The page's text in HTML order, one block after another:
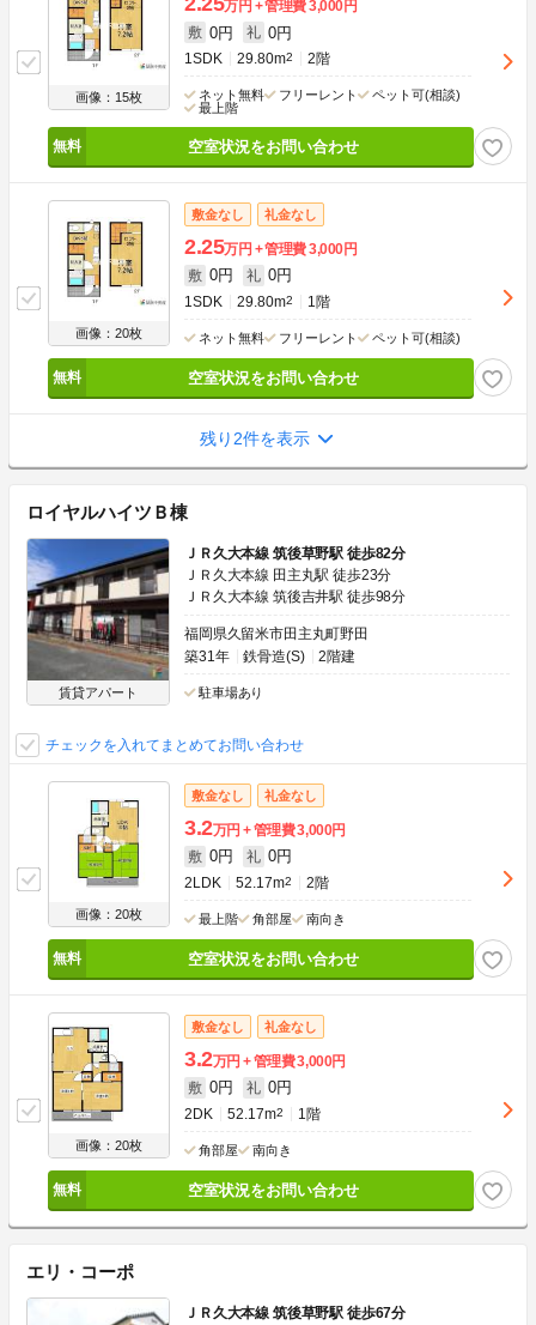
画像：15枚
万円 管理費3,000円
敷 0円 礼 0円
1SDK 29.80m2 2階
ネット無料 フリーレント
ペット可(相談)
最上階
空室状況をお問い合わせ
画像：20枚
敷金なし 礼金なし
2.25万円 管理費3,000円
敷 0円 礼 0円
1SDK 29.80m2 1階
ネット無料 フリーレント ペット可(相談)
空室状況をお問い合わせ
残り2件を表示
ロイヤルハイツＢ棟
賃貸アパート
ＪＲ久大本線 筑後草野駅 徒歩82分
ＪＲ久大本線 田主丸駅 徒歩23分
ＪＲ久大本線 筑後吉井駅 徒歩98分
福岡県久留米市田主丸町野田
築31年
鉄骨造(S) 2階建
駐車場あり
チェックを入れてまとめてお問い合わせ
画像：20枚
敷金なし 礼金なし
3.2万円 管理費3,000円
敷 0円 礼 0円
2LDK 52.17m2 2階
最上階 角部屋 南向き
空室状況をお問い合わせ
画像：20枚
敷金なし 礼金なし
3.2万円 管理費3,000円
敷 0円 礼 0円
2DK 52.17m2 1階
角部屋 南向き
空室状況をお問い合わせ
エリ・コーポ
ＪＲ久大本線 筑後草野駅 徒歩67分